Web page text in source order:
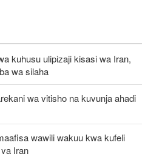
kuhusu ulipizaji kisasi wa Iran,
wa silaha
wa vitisho na kuvunja ahadi
wawili wakuu kwa kufeli
Iran